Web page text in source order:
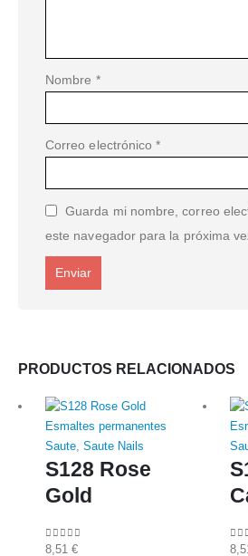
Nombre *
Correo electrónico*
Guarda mi nombre, correo
este navegador para la próxima
PRODUCTOS RELACIONADOS
Esmaltes permanentes
Saute, Saute Nails
S128 Rose
Gold
0out of 5
8,51 €
0